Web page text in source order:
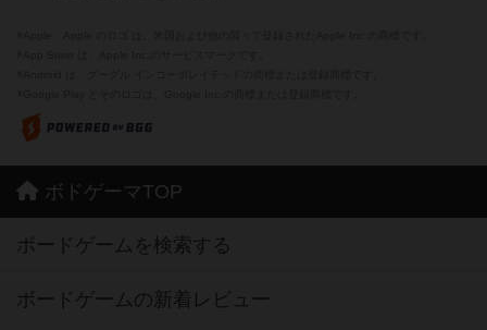
ボドゲーマTOP
ボードゲームを検索する
ボードゲームの新着レビュー